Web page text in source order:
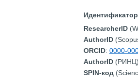
ResearcherID
AuthorID
ORCID: 0000-
AuthorID
SPIN-код